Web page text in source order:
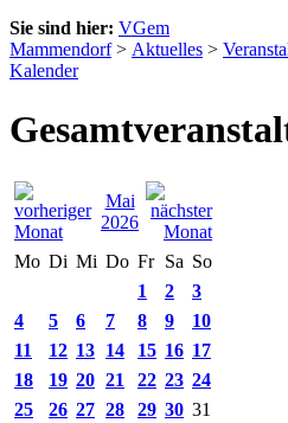
Sie sind hier: VGem
Mammendorf> Aktuelles >
Kalender
Mai
2026
Mo Di Mi Do Fr Sa So
1
2
3
4
5 6 7 8 9
10
11
12 13 14 15 16 17
18
19 20 21 22 23 24
25
26 27 28 29 30 31